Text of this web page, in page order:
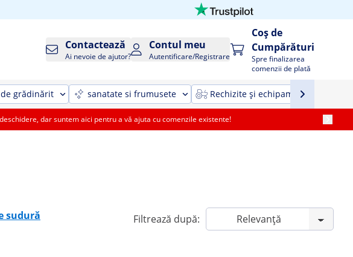
Contactează
Ai nevoie de ajutor?
Contul meu
Autentificare/Registrare
Coș de
Cumpărături
Spre finalizarea
comenzii de plată
grădinărit sanatate si frumusete Rechizite și echipamente agricole
dar suntem aici pentru a vă ajuta cu comenzile existente!
sudură Filtrează după: